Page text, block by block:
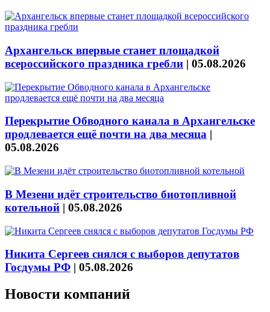
Архангельск впервые станет площадкой
всероссийского праздника гребли | 05.08.2026
Перекрытие Обводного канала в Архангельске
продлевается ещё почти на два месяца |
05.08.2026
В Мезени идёт строительство биотопливной
котельной | 05.08.2026
Никита Сергеев снялся с выборов депутатов
Госдумы РФ | 05.08.2026
Новости компаний